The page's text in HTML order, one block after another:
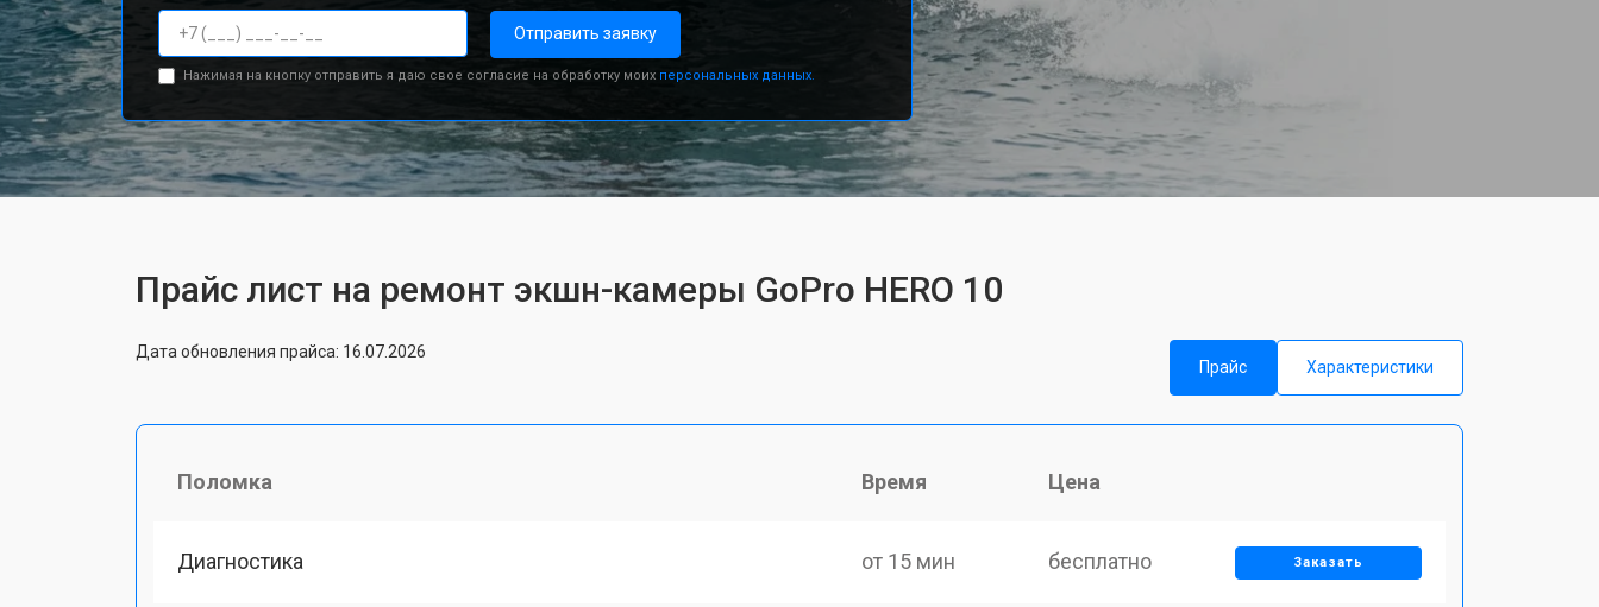
Отправить заявку
Нажимая на кнопку отправить я даю свое согласие на обработку моих персональных данных.
Прайс лист на ремонт экшн-камеры GoPro HERO 10
Дата обновления прайса: 16.07.2026
Прайс
Характеристики
Поломка Время Цена
Диагностика от 15 мин бесплатно Заказать